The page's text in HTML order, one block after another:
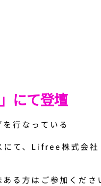
にて登壇
行なっている
て、Lifree株式会
る方はご参加くださ